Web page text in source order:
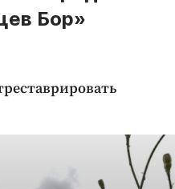
Бор»